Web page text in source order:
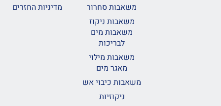
משאבות סחרור
משאבות ניקוז
משאבות מים
לבריכות
משאבות מילוי
מאגר מים
משאבות כיבוי אש
ניקוזיות
מדיניות החזרים